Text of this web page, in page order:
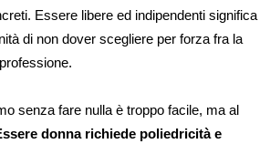
Essere libere ed indipendenti significa
di non dover scegliere per forza fra la
senza fare nulla è troppo facile, ma al
donna richiede poliedricità e